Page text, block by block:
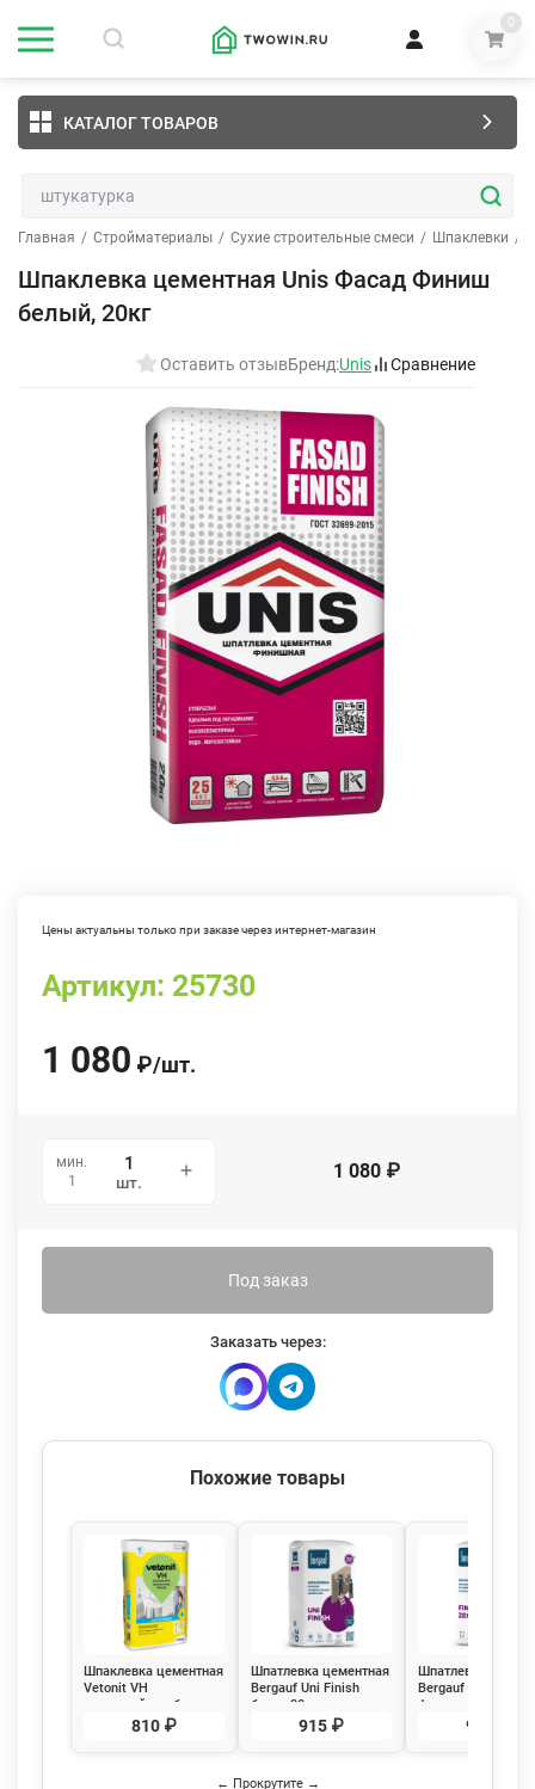
0
КАТАЛОГ ТОВАРОВ
Главная / Стройматериалы / Сухие строительные смеси / Шпаклевки /
Шпаклевка цементная Unis Фасад Финиш
белый, 20кг
Оставить отзывБренд:Unis Сравнение
Цены актуальны только при заказе через интернет-магазин
Артикул: 25730
1 080 ₽/шт.
мин.
1
шт. 1 080 ₽
Под заказ
Заказать через:
Похожие товары
Шпаклевка цементная
Vetonit VH
влагостойкая, белая
810 ₽
Шпатлевка цементная
Bergauf Uni Finish
белая 20 кг
915 ₽
Шпатлевка
Bergauf Finish
финишная
белоснежная 20 кг
915 ₽
← Прокрутите →